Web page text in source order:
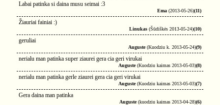
Labai patinka si daina musu seimai :3
Ema (2013-05-26)(11)
Žiauriai fainiai :)
Linukas (Šūdiškės 2013-05-24)(10)
geruliai
Auguste(Kuodziu k. 2013-05-24)(9)
nerialu man patinka super ziaurei gera cia geri virukai
Auguste(Kuodziu kaimas 2013-05-03)(8)
nerialu man patinka gerle ziaurei gera cia geri virukai
Auguste(Kuodziu kaimas 2013-05-03)(7)
Gera daina man patinka
Auguste(kuodziu kaimas 2013-04-28)(6)